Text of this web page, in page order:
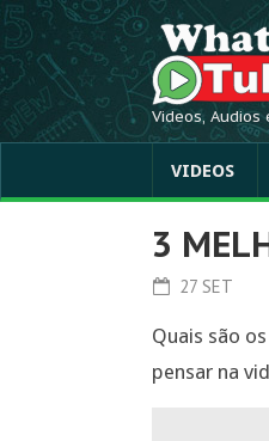
Videos, Audios
VIDEOS
3
27 SET
Quais são
pensar na